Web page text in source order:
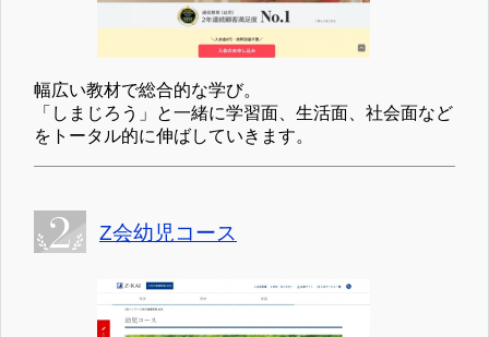
幅広い教材で総合的な学び。
「しまじろう」と一緒に学習面、生活面、社会面など
をトータル的に伸ばしていきます。
Z会幼児コース